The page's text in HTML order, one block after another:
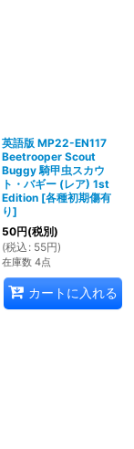
英語版 MP22-EN117
Beetrooper Scout
Buggy 騎甲虫スカウ
ト・バギー (レア) 1st
Edition [各種初期傷有
り]
50円(税別)
(税込 : 55円)
在庫数 4点
カートに入れる